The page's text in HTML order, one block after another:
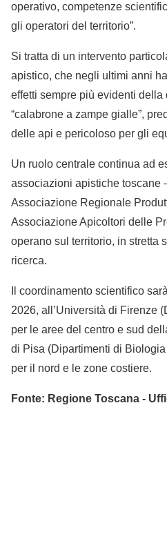
operativo, competenze
gli operatori del territorio”.
Si tratta di un intervento
apistico, che negli ultimi anni
effetti sempre più evidenti
“calabrone a zampe gialle”,
delle api e pericoloso per gli
Un ruolo centrale continua ad
associazioni apistiche toscane
Associazione Regionale
Associazione Apicoltori delle
operano sul territorio, in stretta
ricerca.
Il coordinamento scientifico
2026, all’Università di Firenze
per le aree del centro e sud
di Pisa (Dipartimenti di
per il nord e le zone costiere.
Fonte: Regione Toscana -